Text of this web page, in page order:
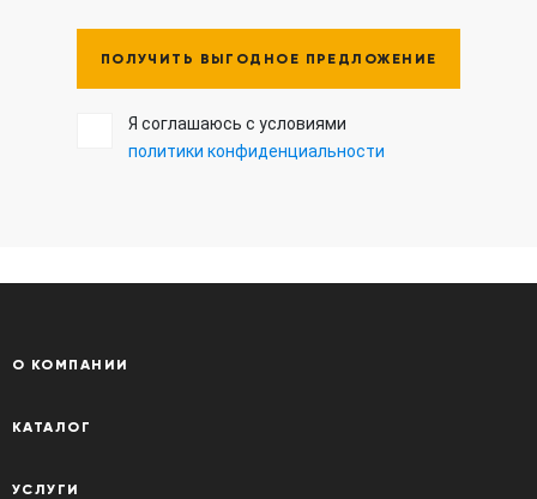
ПОЛУЧИТЬ ВЫГОДНОЕ ПРЕДЛОЖЕНИЕ
Я соглашаюсь с условиями
политики конфиденциальности
О КОМПАНИИ
КАТАЛОГ
УСЛУГИ